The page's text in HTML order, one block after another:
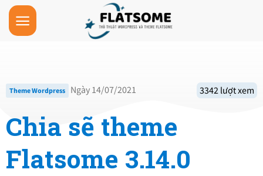
Skip
content
Theme Wordpress Ngày 14/07/2021 3342 lượt xem
Chia sẽ theme
Flatsome 3.14.0